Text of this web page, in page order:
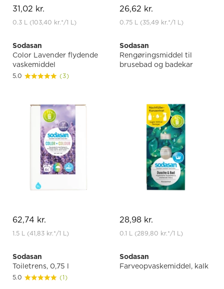
31,02 kr.
0.3 L (103,40 kr.*/1 L)
26,62 kr.
0.75 L (35,49 kr.*/1 L)
Sodasan
Color Lavender flydende
vaskemiddel
5.0 (3)
62,74 kr.
1.5 L (41,83 kr.*/1 L)
Sodasan
Rengøringsmiddel til
brusebad og badekar
28,98 kr.
0.1 L (289,80 kr.*/1 L)
Sodasan
Toiletrens, 0,75 l
5.0 (1)
Sodasan
Farveopvaskemiddel, kalk